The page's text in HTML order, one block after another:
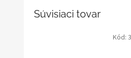
Súvisiaci tovar
Kód: